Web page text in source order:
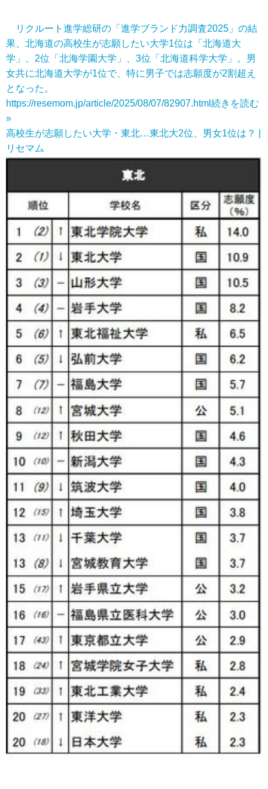
リクルート進学総研の「進学ブランド力調査2025」の結
果、北海道の高校生が志願したい大学1位は「北海道大
学」、2位「北海学園大学」、3位「北海道科学大学」。男
女共に北海道大学が1位で、特に男子では志願度が2割超え
となった。
https://resemom.jp/article/2025/08/07/82907.html 続きを読む
»
高校生が志願したい大学・東北…東北大2位、男女1位は？ |
リセマム